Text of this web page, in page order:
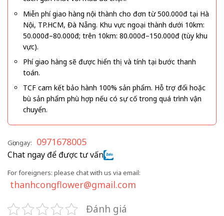
Miễn phí giao hàng nội thành cho đơn từ 500.000đ tại Hà
Nội, TP.HCM, Đà Nẵng. Khu vực ngoại thành dưới 10km:
50.000đ–80.000đ; trên 10km: 80.000đ–150.000đ (tùy khu
vực).
Phí giao hàng sẽ được hiển thị và tính tại bước thanh
toán.
TCF cam kết bảo hành 100% sản phẩm. Hỗ trợ đổi hoặc
bù sản phẩm phù hợp nếu có sự cố trong quá trình vận
chuyển.
Gọi ngay: 0971678005
Chat ngay để được tư vấn
For foreigners: please chat with us via email:
thanhcongflower@gmail.com
Đánh giá